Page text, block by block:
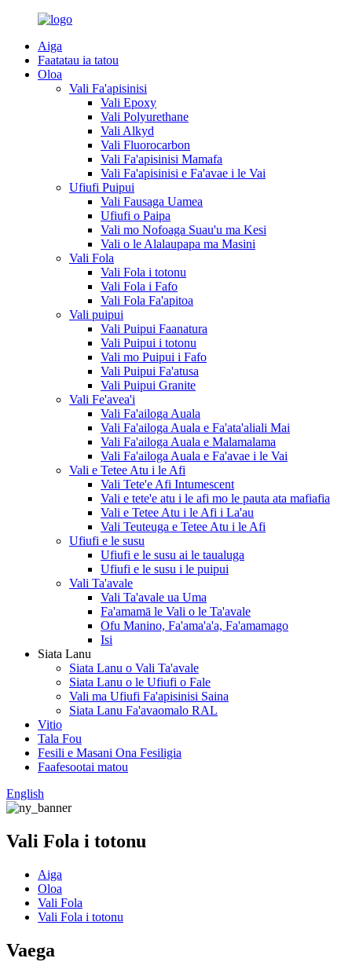
Aiga
Faatatau ia tatou
Oloa
Vali Fa'apisinisi
Vali Epoxy
Vali Polyurethane
Vali Alkyd
Vali Fluorocarbon
Vali Fa'apisinisi Mamafa
Vali Fa'apisinisi e Fa'avae i le Vai
Ufiufi Puipui
Vali Fausaga Uamea
Ufiufi o Paipa
Vali mo Nofoaga Suau'u ma Kesi
Vali o le Alalaupapa ma Masini
Vali Fola
Vali Fola i totonu
Vali Fola i Fafo
Vali Fola Fa'apitoa
Vali puipui
Vali Puipui Faanatura
Vali Puipui i totonu
Vali mo Puipui i Fafo
Vali Puipui Fa'atusa
Vali Puipui Granite
Vali Fe'avea'i
Vali Fa'ailoga Auala
Vali Fa'ailoga Auala e Fa'ata'aliali Mai
Vali Fa'ailoga Auala e Malamalama
Vali Fa'ailoga Auala e Fa'avae i le Vai
Vali e Tetee Atu i le Afi
Vali Tete'e Afi Intumescent
Vali e tete'e atu i le afi mo le pauta ata mafiafia
Vali e Tetee Atu i le Afi i La'au
Vali Teuteuga e Tetee Atu i le Afi
Ufiufi e le susu
Ufiufi e le susu ai le taualuga
Ufiufi e le susu i le puipui
Vali Ta'avale
Vali Ta'avale ua Uma
Fa'amamā le Vali o le Ta'avale
Ofu Manino, Fa'ama'a'a, Fa'amamago
Isi
Siata Lanu
Siata Lanu o Vali Ta'avale
Siata Lanu o le Ufiufi o Fale
Vali ma Ufiufi Fa'apisinisi Saina
Siata Lanu Fa'avaomalo RAL
Vitio
Tala Fou
Fesili e Masani Ona Fesiligia
Faafesootai matou
English
Vali Fola i totonu
Aiga
Oloa
Vali Fola
Vali Fola i totonu
Vaega